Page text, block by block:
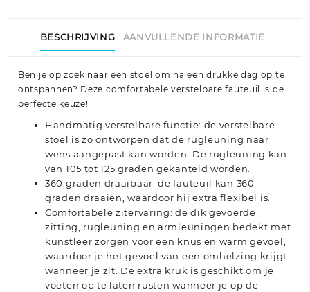
BESCHRIJVING AANVULLENDE INFORMATIE
Ben je op zoek naar een stoel om na een drukke dag op te
ontspannen? Deze comfortabele verstelbare fauteuil is de
perfecte keuze!
Handmatig verstelbare functie: de verstelbare
stoel is zo ontworpen dat de rugleuning naar
wens aangepast kan worden. De rugleuning kan
van 105 tot 125 graden gekanteld worden.
360 graden draaibaar: de fauteuil kan 360
graden draaien, waardoor hij extra flexibel is.
Comfortabele zitervaring: de dik gevoerde
zitting, rugleuning en armleuningen bedekt met
kunstleer zorgen voor een knus en warm gevoel,
waardoor je het gevoel van een omhelzing krijgt
wanneer je zit. De extra kruk is geschikt om je
voeten op te laten rusten wanneer je op de